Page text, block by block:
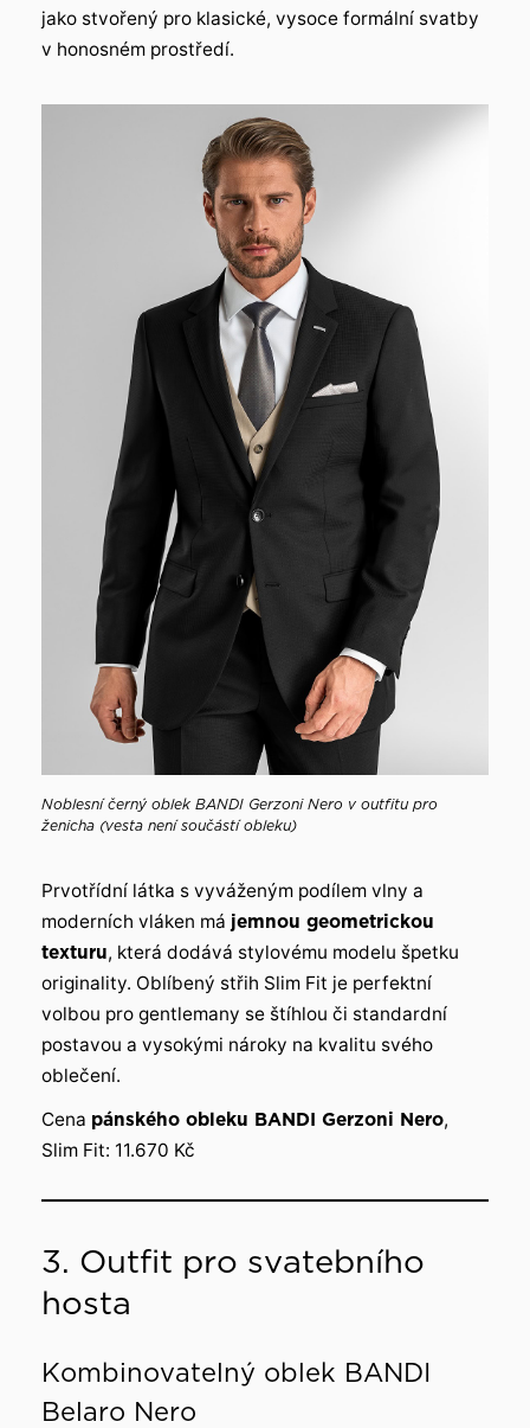
jako stvořený pro klasické, vysoce formální svatby
v honosném prostředí.
Noblesní černý oblek BANDI Gerzoni Nero v outfitu pro
ženicha (vesta není součástí obleku)
Prvotřídní látka s vyváženým podílem vlny a
moderních vláken má jemnou geometrickou
texturu, která dodává stylovému modelu špetku
originality. Oblíbený střih Slim Fit je perfektní
volbou pro gentlemany se štíhlou či standardní
postavou a vysokými nároky na kvalitu svého
oblečení.
Cena pánského obleku BANDI Gerzoni Nero,
Slim Fit: 11.670 Kč
3. Outfit pro svatebního
hosta
Kombinovatelný oblek BANDI
Belaro Nero